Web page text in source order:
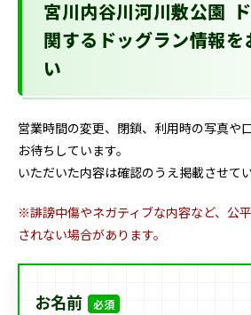
宮川内谷川河川敷公園
関するドッグラン情報を
い
営業時間の変更、閉鎖、利用時の写真や
お待ちしています。
いただいた内容は確認のうえ掲載させて
※誹謗中傷やネガティブな内容など、公
されない場合があります。
お名前 必須